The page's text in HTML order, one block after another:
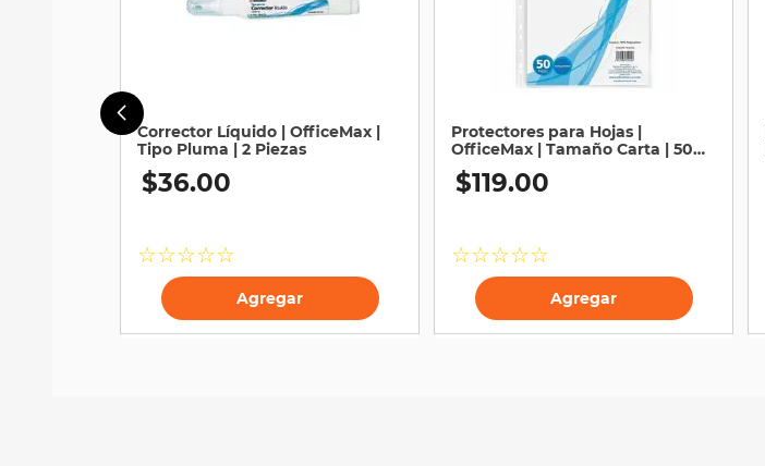
Corrector Líquido | OfficeMax |
Tipo Pluma | 2 Piezas
$36.00
☆☆☆☆☆
Agregar
Protectores para Hojas |
OfficeMax | Tamaño Carta | 50
Piezas
$119.00
☆☆☆☆☆
Agregar